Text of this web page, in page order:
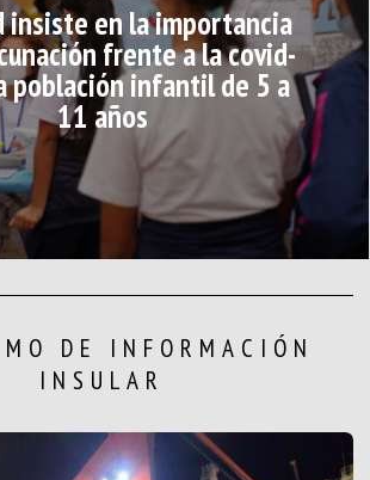
insiste en la importancia
frente a la covid-
población infantil de 5 a
11 años
DE INFORMACIÓN
INSULAR